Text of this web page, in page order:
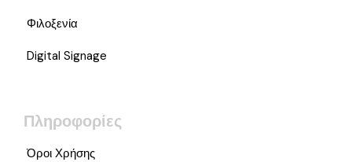
Φιλοξενία
Digital Signage
Πληροφορίες
Όροι Χρήσης